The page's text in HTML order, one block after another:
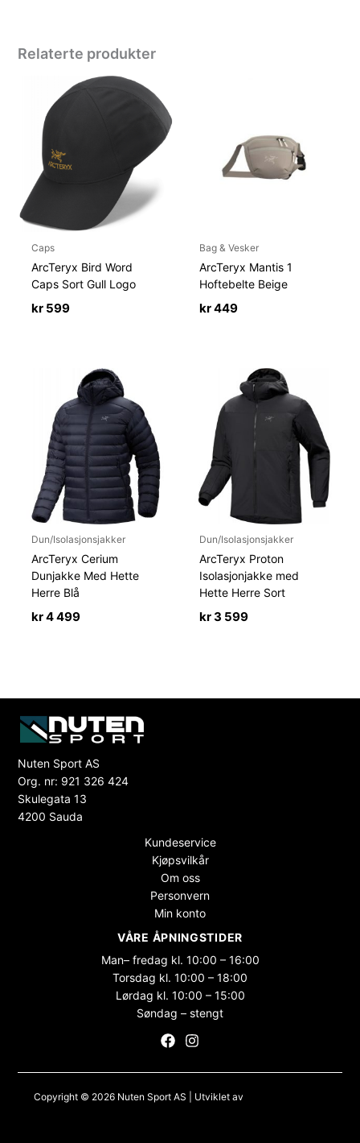
Relaterte produkter
Caps
ArcTeryx Bird Word
Caps Sort Gull Logo
kr 599
Bag & Vesker
ArcTeryx Mantis 1
Hoftebelte Beige
kr449
Dun/Isolasjonsjakker
ArcTeryx Cerium
Dunjakke Med Hette
Herre Blå
kr4 499
Dun/Isolasjonsjakker
ArcTeryx Proton
Isolasjonjakke med
Hette Herre Sort
kr3 599
Nuten Sport AS
Org. nr: 921 326 424
Skulegata 13
4200 Sauda
Kundeservice
Kjøpsvilkår
Om oss
Personvern
Min konto
VÅRE ÅPNINGSTIDER
Man– fredag kl. 10:00 – 16:00
Torsdag kl. 10:00 – 18:00
Lørdag kl. 10:00 – 15:00
Søndag – stengt
Copyright © 2026 Nuten Sport AS | Utviklet av